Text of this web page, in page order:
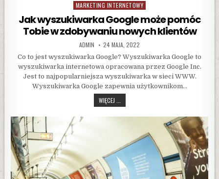
Posted
in
MARKETING INTERNETOWY
Jak wyszukiwarka Google może pomóc
Tobie w zdobywaniu nowych klientów
AUTHOR:
ADMIN PUBLISHED
DATE:
24 MAJA, 2022
Co to jest wyszukiwarka Google? Wyszukiwarka Google to
wyszukiwarka internetowa opracowana przez Google Inc.
Jest to najpopularniejsza wyszukiwarka w sieci WWW.
Wyszukiwarka Google zapewnia użytkownikom…
WIĘCEJ ...
WYSZUKIWARKA
GOOGLE
TOBIE
W
ZDOBYWANIU
NOWYCH
KLIENTÓW